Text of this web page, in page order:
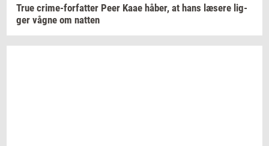
True crime-​forfatter Peer Kaae håber, at hans læ­se­re lig­
ger vågne om nat­ten